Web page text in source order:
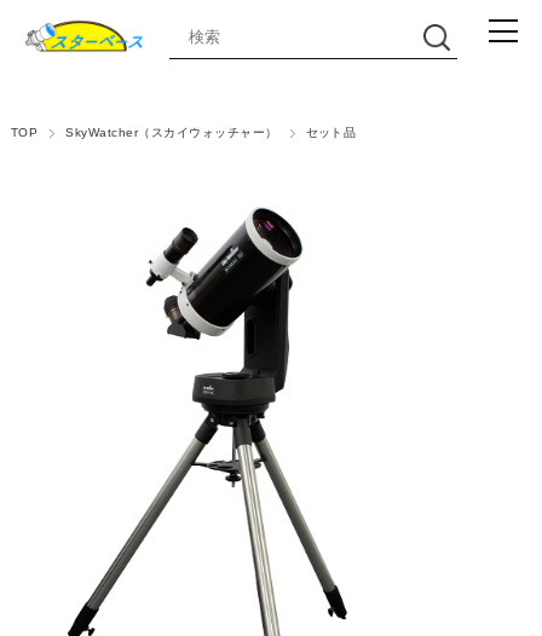
TOP SkyWatcher（スカイウォッチャー） セット品